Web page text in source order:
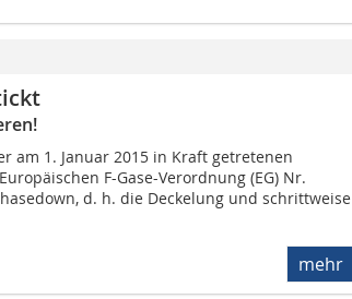
am 1. Januar 2015 in Kraft getretenen
F-Gase-Verordnung (EG) Nr.
d. h. die Deckelung und schrittweise
mehr